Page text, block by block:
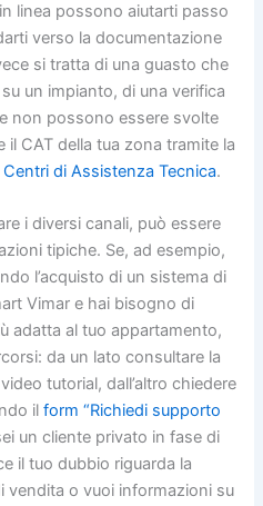
linea possono aiutarti passo
verso la documentazione
si tratta di una guasto che
un impianto, di una verifica
non possono essere svolte
CAT della tua zona tramite la
di Assistenza Tecnica.
i diversi canali, può essere
tipiche. Se, ad esempio,
l’acquisto di un sistema di
Vimar e hai bisogno di
adatta al tuo appartamento,
da un lato consultare la
tutorial, dall’altro chiedere
ilform “Richiedi supporto
un cliente privato in fase di
il tuo dubbio riguarda la
vendita o vuoi informazioni su